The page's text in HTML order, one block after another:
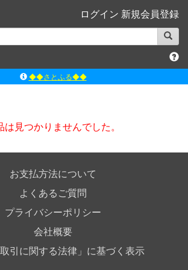
ログイン 新規会員登録
◆◆さとふる◆◆
ｱｿﾞﾝｵﾝﾗｲﾝｼｮｯﾌﾟX
は見つかりませんでした。
お支払方法について
よくあるご質問
プライバシーポリシー
会社概要
取引に関する法律」に基づく表示